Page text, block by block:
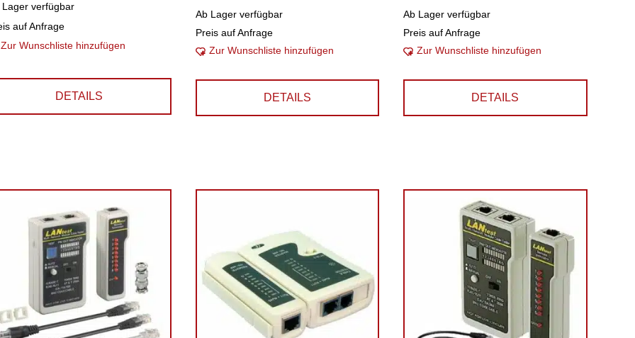
Lager verfügbar
auf Anfrage
Zur Wunschliste hinzufügen
DETAILS
Ab Lager verfügbar
Preis auf Anfrage
Zur Wunschliste hinzufügen
DETAILS
Ab Lager verfügbar
Preis auf Anfrage
Zur Wunschliste hinzufügen
DETAILS